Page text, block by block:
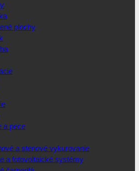
plochy
a pece
a stenové vykurovanie
a fotovoltaické systémy